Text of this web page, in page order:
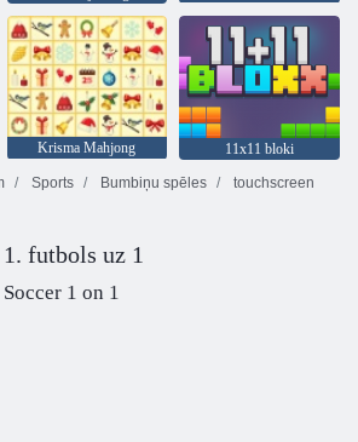
Krisma Mahjong
11x11 bloki
Sports Bumbiņu spēles
touchscreen
1. futbols uz 1
Soccer 1 on 1